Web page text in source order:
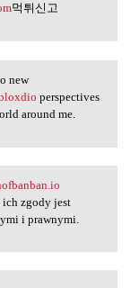
먹튀신고
new
perspectives
around me.
ich zgody jest
i prawnymi.